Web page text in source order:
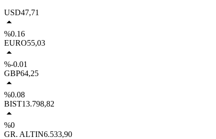
USD47,71
%0.16
EURO55,03
%-0.01
GBP64,25
%0.08
BIST13.798,82
%0
GR. ALTIN6.533,90